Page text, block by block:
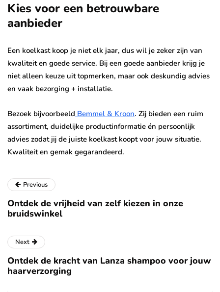
Kies voor een betrouwbare
aanbieder
Een koelkast koop je niet elk jaar, dus wil je zeker zijn van
kwaliteit en goede service. Bij een goede aanbieder krijg je
niet alleen keuze uit topmerken, maar ook deskundig advies
en vaak bezorging + installatie.
Bezoek bijvoorbeeld Bemmel & Kroon. Zij bieden een ruim
assortiment, duidelijke productinformatie én persoonlijk
advies zodat jij de juiste koelkast koopt voor jouw situatie.
Kwaliteit en gemak gegarandeerd.
Previous
Ontdek de vrijheid van zelf kiezen in onze
bruidswinkel
Next
Ontdek de kracht van Lanza shampoo voor jouw
haarverzorging